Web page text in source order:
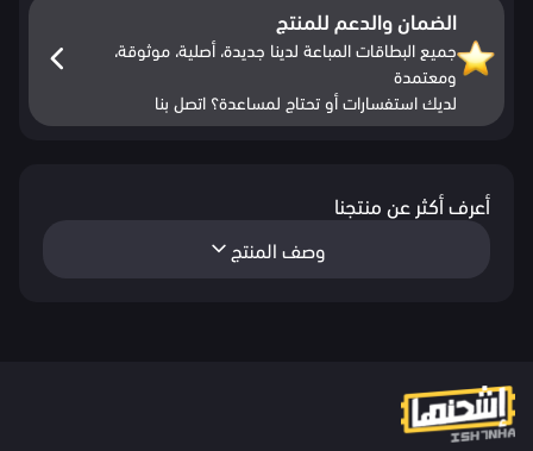
الضمان والدعم للمنتج
جميع البطاقات المباعة لدينا جديدة، أصلية، موثوقة،
ومعتمدة
لديك استفسارات أو تحتاج لمساعدة؟ اتصل بنا
أعرف أكثر عن منتجنا
وصف المنتج